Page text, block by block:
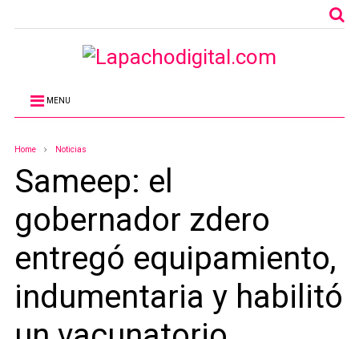
MENU
Home Noticias
Sameep: el
gobernador zdero
entregó equipamiento,
indumentaria y habilitó